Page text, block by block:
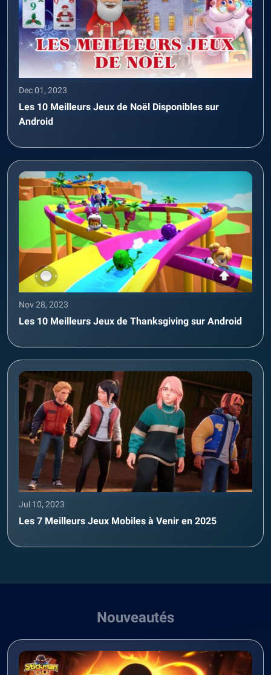
Dec 01, 2023
Les 10 Meilleurs Jeux de Noël Disponibles sur
Android
Nov 28, 2023
Les 10 Meilleurs Jeux de Thanksgiving sur Android
Jul 10, 2023
Les 7 Meilleurs Jeux Mobiles à Venir en 2025
Nouveautés